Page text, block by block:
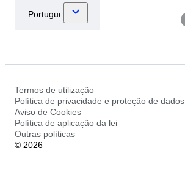
Termos de utilização
Política de privacidade e proteção de dados
Aviso de Cookies
Política de aplicação da lei
Outras políticas
© 2026